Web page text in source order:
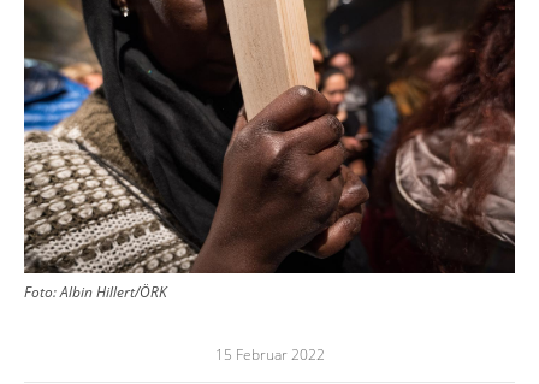
Foto:Albin Hillert/ÖRK
15 Februar 2022